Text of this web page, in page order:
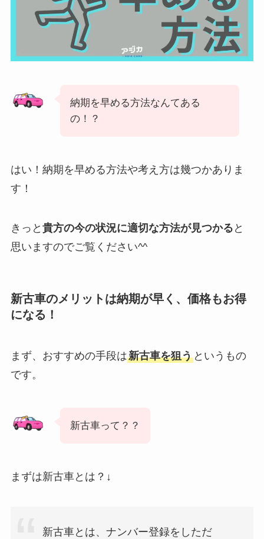
納期を早める方法なんてある
の！？
はい！納期を早める方法や考え方は幾つかありま
す！
きっと 貴方の今の状況に適切な方法が見つかる と
思いますのでご覧ください^^
新古車のメリットは納期が早く、価格もお得
になる！
まず、おすすめの手段は新古車を狙うというもの
です。
新古車って？？
まずは新古車とは？↓
新古車とは、ナンバー登録をしただ